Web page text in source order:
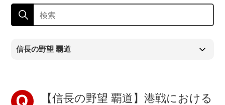
信長の野望 覇道
【信長の野望 覇道】港戦における